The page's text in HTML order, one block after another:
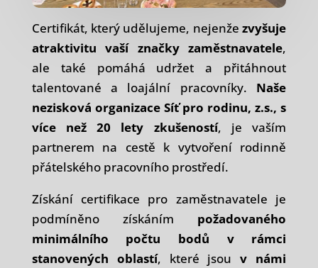
Certifikát, který udělujeme, nejenžezvyšuje
atraktivitu vaší značky zaměstnavatele,
ale také pomáhá udržet a přitáhnout
talentované a loajální pracovníky. Naše
nezisková organizace Síť pro rodinu, z.s., s
více než 20 lety zkušeností, je vaším
partnerem na cestě k vytvoření rodinně
přátelského pracovního prostředí.
Získání certifikace pro zaměstnavatele je
podmíněno získáním požadovaného
minimálního počtu bodů v rámci
stanovených oblastí, které jsou v námi